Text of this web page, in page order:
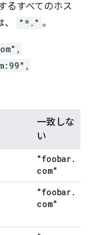
るすべてのホス
、 "*." 。
一致しな
い
"foobar.
com"
"foobar.
com"